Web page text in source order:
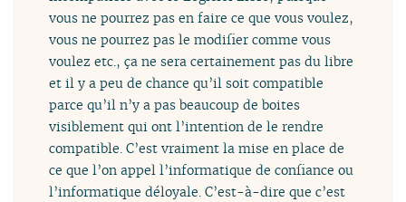
vous ne pourrez pas en faire ce que vous voulez,
vous ne pourrez pas le modifier comme vous
voulez etc., ça ne sera certainement pas du libre
et il y a peu de chance qu’il soit compatible
parce qu’il n’y a pas beaucoup de boites
visiblement qui ont l’intention de le rendre
compatible. C’est vraiment la mise en place de
ce que l’on appel l’informatique de confiance ou
l’informatique déloyale. C’est-à-dire que c’est